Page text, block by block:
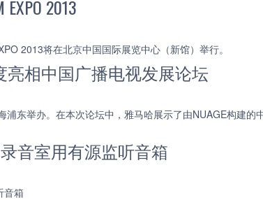
2013
2013将在北京中国国际展览中心（新馆）举行。
亮相中国广播电视发展论坛
东举办。在本次论坛中，雅马哈展示了由NUAGE构建
音室用有源监听音箱
音箱